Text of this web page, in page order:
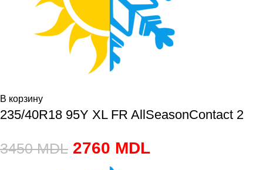
В корзину
235/40R18 95Y XL FR AllSeasonContact 2
3450MDL 2760 MDL